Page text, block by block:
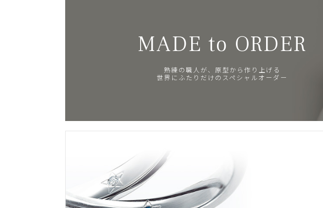
MADE to ORDER
熟練の職人が、原型から作り上げる
世界にふたりだけのスペシャルオーダー